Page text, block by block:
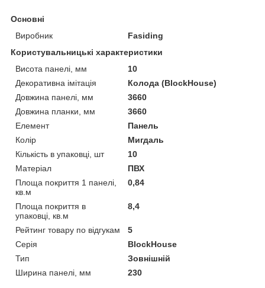
Основні
Виробник
Fasiding
Користувальницькі характеристики
Висота панелі, мм
10
Декоративна імітація
Колода (BlockHouse)
Довжина панелі, мм
3660
Довжина планки, мм
3660
Елемент
Панель
Колір
Мигдаль
Кількість в упаковці, шт
10
Матеріал
ПВХ
Площа покриття 1 панелі,
кв.м
0,84
Площа покриття в
упаковці, кв.м
8,4
Рейтинг товару по відгукам
5
Серія
BlockHouse
Тип
Зовнішній
Ширина панелі, мм
230